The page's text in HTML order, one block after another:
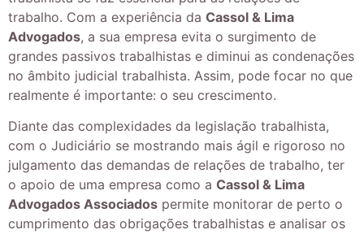
trabalho. Com a experiência da Cassol & Lima
Advogados, a sua empresa evita o surgimento de
grandes passivos trabalhistas e diminui as condenações
no âmbito judicial trabalhista. Assim, pode focar no que
realmente é importante: o seu crescimento.
Diante das complexidades da legislação trabalhista,
com o Judiciário se mostrando mais ágil e rigoroso no
julgamento das demandas de relações de trabalho, ter
o apoio de uma empresa como a Cassol & Lima
Advogados Associados permite monitorar de perto o
cumprimento das obrigações trabalhistas e analisar os